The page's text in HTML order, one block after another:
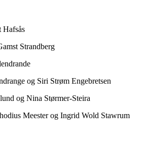
Hafsås
Strandberg
og Siri Strøm Engebretsen
og Nina Størmer-Steira
Meester og Ingrid Wold Stawrum